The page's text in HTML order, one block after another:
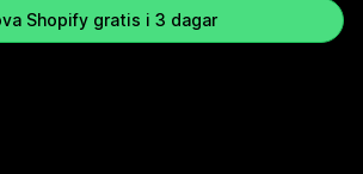
Shopify gratis i 3 dagar